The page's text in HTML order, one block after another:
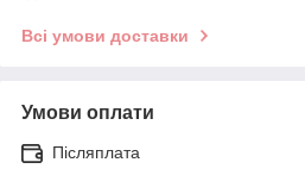
Всі умови доставки
Умови оплати
Післяплата